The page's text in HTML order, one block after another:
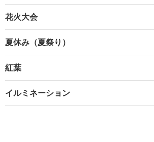
花火大会
夏休み（夏祭り）
紅葉
イルミネーション